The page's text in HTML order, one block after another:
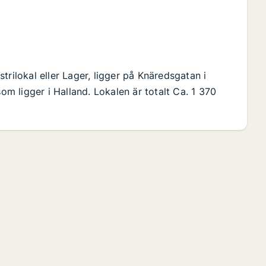
eller Lager, ligger på Knäredsgatan i
ligger i Halland. Lokalen är totalt Ca. 1 370